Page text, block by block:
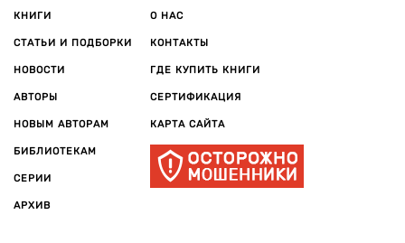
КНИГИ
СТАТЬИ И ПОДБОРКИ
НОВОСТИ
АВТОРЫ
НОВЫМ АВТОРАМ
БИБЛИОТЕКАМ
СЕРИИ
АРХИВ
О НАС
КОНТАКТЫ
ГДЕ КУПИТЬ КНИГИ
СЕРТИФИКАЦИЯ
КАРТА САЙТА